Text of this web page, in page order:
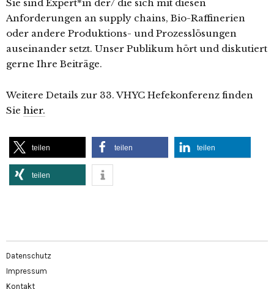
Sie sind Expert*in der/ die sich mit diesen
Anforderungen an supply chains, Bio-Raffinerien
oder andere Produktions- und Prozesslösungen
auseinander setzt. Unser Publikum hört und diskutiert
gerne Ihre Beiträge.
Weitere Details zur 33. VHYC Hefekonferenz finden
Sie hier.
teilen teilen teilen
teilen
Datenschutz
Impressum
Kontakt